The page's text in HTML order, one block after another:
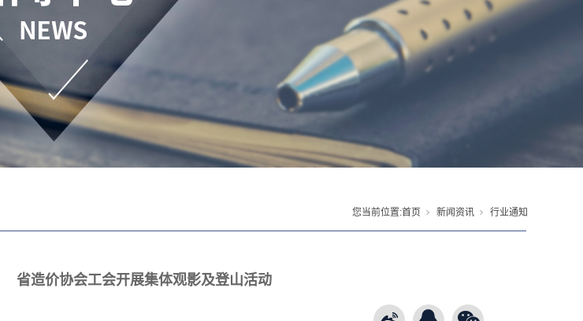
您当前位置:首页 新闻资讯 行业通知
省造价协会工会开展集体观影及登山活动